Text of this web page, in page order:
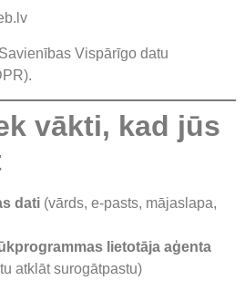
Vispārīgo datu
vākti, kad jūs
dati (vārds, e-pasts, mājaslapa,
lietotāja aģenta
atklāt surogātpastu)